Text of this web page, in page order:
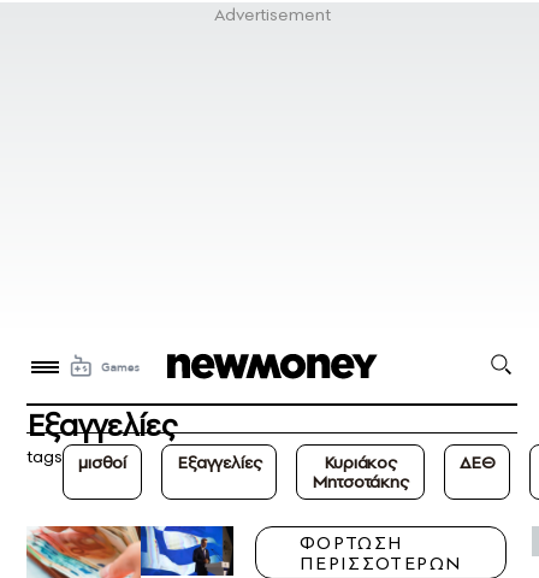
Εξαγγελίες
tags μισθοί Εξαγγελίες
Κυριάκος
Μητσοτάκης
ΔΕΘ
ΦΟΡΤΩΣΗ
ΠΕΡΙΣΣΟΤΕΡΩΝ